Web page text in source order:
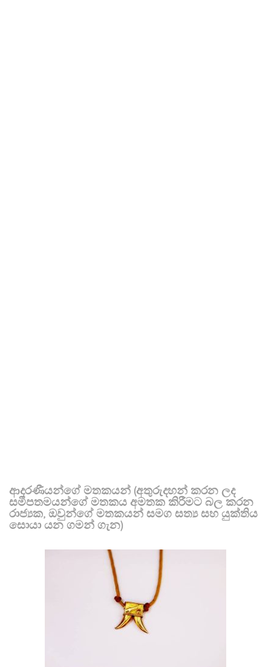
ආදරණීයන්ගේ මතකයන් (අතුරුදහන් කරන ලද
සමීපතමයන්ගේ මතකය අමතක කිරීමට බල කරන
රාජ්‍යක, ඔවුන්ගේ මතකයන් සමග සත්‍ය සහ යුක්තිය
සොයා යන ගමන් ගැන)